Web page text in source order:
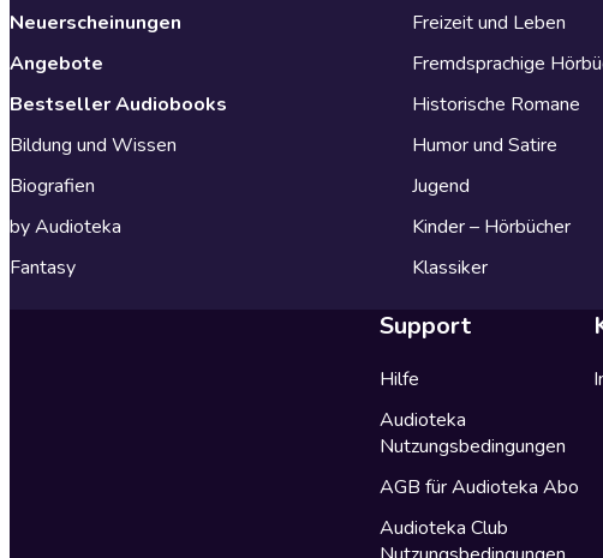
Neuerscheinungen
Angebote
Bestseller Audiobooks
Bildung und Wissen
Biografien
by Audioteka
Fantasy
Freizeit und Leben
Fremdsprachige
Historische Romane
Humor und Satire
Jugend
Kinder – Hörbücher
Klassiker
Support
Hilfe
Audioteka
Nutzungsbedingungen
AGB für Audioteka Abo
Audioteka Club